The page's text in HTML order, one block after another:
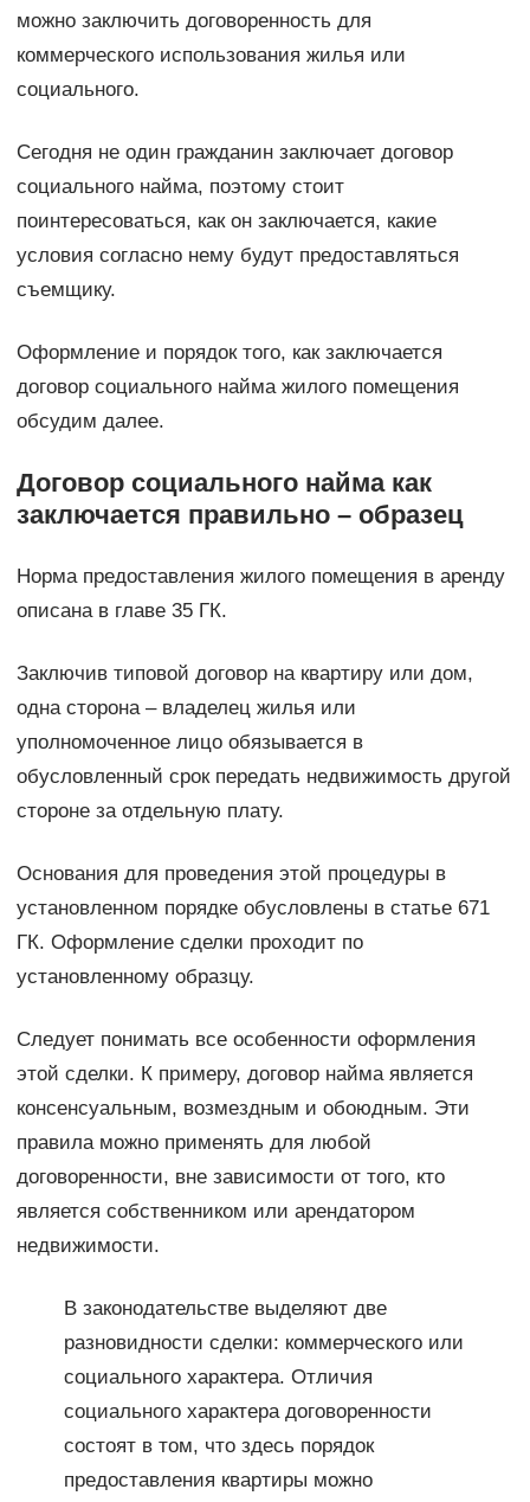
можно заключить договоренность для
коммерческого использования жилья или
социального.
Сегодня не один гражданин заключает договор
социального найма, поэтому стоит
поинтересоваться, как он заключается, какие
условия согласно нему будут предоставляться
съемщику.
Оформление и порядок того, как заключается
договор социального найма жилого помещения
обсудим далее.
Договор социального найма как
заключается правильно – образец
Норма предоставления жилого помещения в аренду
описана в главе 35 ГК.
Заключив типовой договор на квартиру или дом,
одна сторона – владелец жилья или
уполномоченное лицо обязывается в
обусловленный срок передать недвижимость другой
стороне за отдельную плату.
Основания для проведения этой процедуры в
установленном порядке обусловлены в статье 671
ГК. Оформление сделки проходит по
установленному образцу.
Следует понимать все особенности оформления
этой сделки. К примеру, договор найма является
консенсуальным, возмездным и обоюдным. Эти
правила можно применять для любой
договоренности, вне зависимости от того, кто
является собственником или арендатором
недвижимости.
В законодательстве выделяют две
разновидности сделки: коммерческого или
социального характера. Отличия
социального характера договоренности
состоят в том, что здесь порядок
предоставления квартиры можно